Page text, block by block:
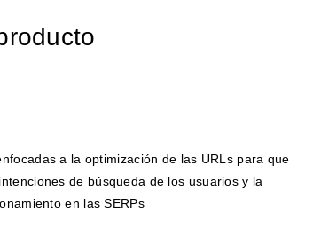
a la optimización de las URLs para que
de búsqueda de los usuarios y la
en las SERPs